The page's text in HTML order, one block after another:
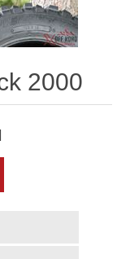
2000